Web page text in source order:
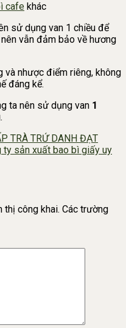
cafe khác
sử dụng van 1 chiều để
vẫn đảm bảo về hương
và nhược điểm riêng, không
đáng kể.
ta nên sử dụng van 1
TRÀ TRỨ DANH ĐẠT
ty sản xuất bao bì giấy uy
thị công khai. Các trường